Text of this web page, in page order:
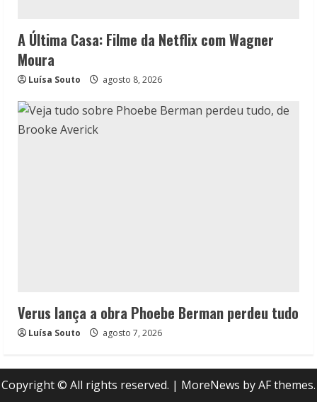
A Última Casa: Filme da Netflix com Wagner
Moura
Luísa Souto agosto 8, 2026
Verus lança a obra Phoebe Berman perdeu tudo
Luísa Souto agosto 7, 2026
Copyright © All rights reserved. | MoreNews by AF themes.